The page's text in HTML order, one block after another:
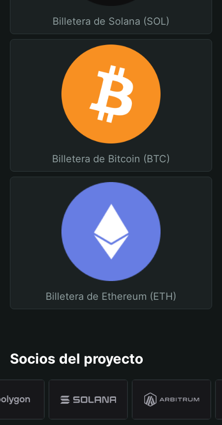
Billetera de Solana (SOL)
Billetera de Bitcoin (BTC)
Billetera de Ethereum (ETH)
Socios del proyecto